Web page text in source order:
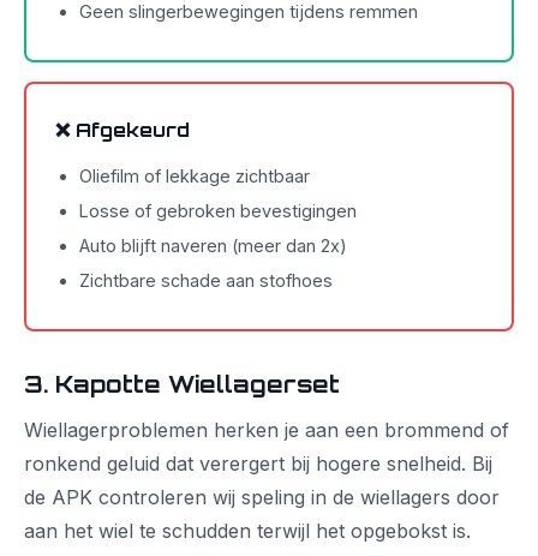
Geen slingerbewegingen tijdens remmen
❌ Afgekeurd
Oliefilm of lekkage zichtbaar
Losse of gebroken bevestigingen
Auto blijft naveren (meer dan 2x)
Zichtbare schade aan stofhoes
3. Kapotte Wiellagerset
Wiellagerproblemen herken je aan een brommend of
ronkend geluid dat verergert bij hogere snelheid. Bij
de APK controleren wij speling in de wiellagers door
aan het wiel te schudden terwijl het opgebokst is.